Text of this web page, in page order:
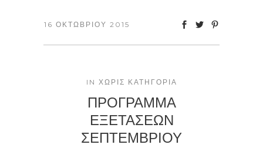
16 ΟΚΤΩΒΡΊΟΥ 2015
IN ΧΩΡΊΣ ΚΑΤΗΓΟΡΊΑ
ΠΡΟΓΡΑΜΜΑ
ΕΞΕΤΑΣΕΩΝ
ΣΕΠΤΕΜΒΡΙΟΥ